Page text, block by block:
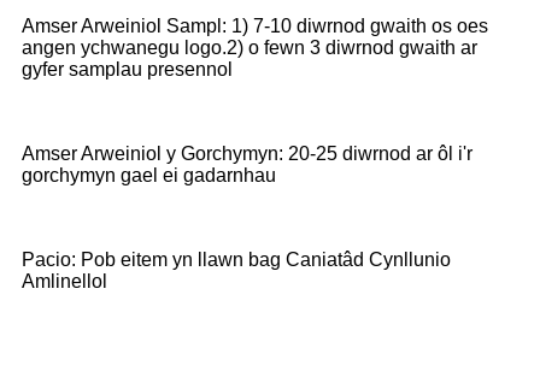
Amser Arweiniol Sampl: 1) 7-10 diwrnod gwaith os oes
angen ychwanegu logo.2) o fewn 3 diwrnod gwaith ar
gyfer samplau presennol
Amser Arweiniol y Gorchymyn: 20-25 diwrnod ar ôl i'r
gorchymyn gael ei gadarnhau
Pacio: Pob eitem yn llawn bag Caniatâd Cynllunio
Amlinellol